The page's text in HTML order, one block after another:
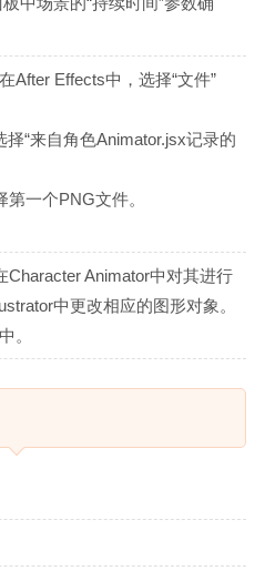
After Effects中，选择“文件”
择“来自角色Animator.jsx记录的
一个PNG文件。
Animator中对其进行
中更改相应的图形对象。
。